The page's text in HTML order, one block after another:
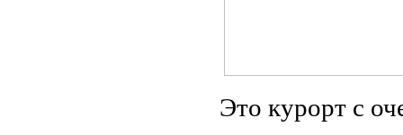
Это курорт с